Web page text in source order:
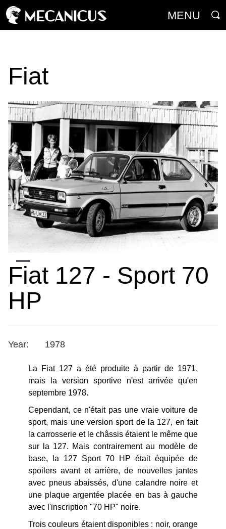
MENU
Fiat
Fiat 127 - Sport 70
HP
Year: 1978
La Fiat 127 a été produite à partir de 1971,
mais la version sportive n'est arrivée qu'en
septembre 1978.
Cependant, ce n'était pas une vraie voiture de
sport, mais une version sport de la 127, en fait
la carrosserie et le châssis étaient le même que
sur la 127. Mais contrairement au modèle de
base, la 127 Sport 70 HP était équipée de
spoilers avant et arrière, de nouvelles jantes
avec pneus abaissés, d'une calandre noire et
une plaque argentée placée en bas à gauche
avec l'inscription "70 HP" noire.
Trois couleurs étaient disponibles : noir, orange